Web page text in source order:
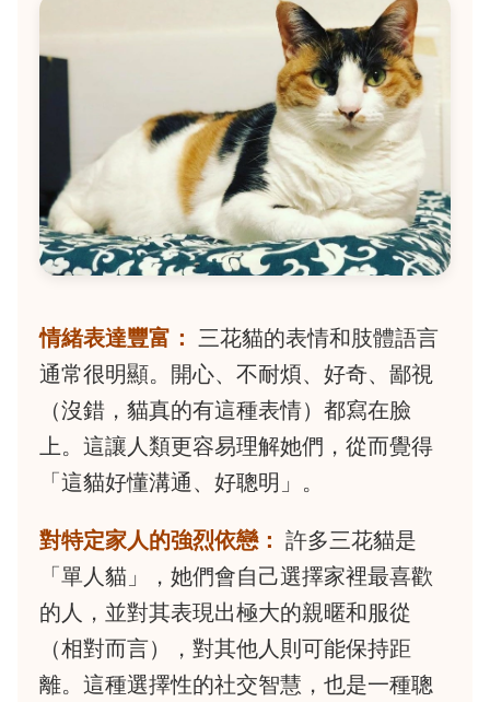
情緒表達豐富： 三花貓的表情和肢體語言
通常很明顯。開心、不耐煩、好奇、鄙視
（沒錯，貓真的有這種表情）都寫在臉
上。這讓人類更容易理解她們，從而覺得
「這貓好懂溝通、好聰明」。
對特定家人的強烈依戀： 許多三花貓是
「單人貓」，她們會自己選擇家裡最喜歡
的人，並對其表現出極大的親暱和服從
（相對而言），對其他人則可能保持距
離。這種選擇性的社交智慧，也是一種聰